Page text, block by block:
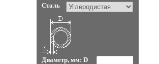
Сталь
Диаметр, мм: D